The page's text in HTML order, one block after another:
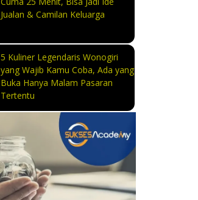
Jualan & Camilan Keluarga
5 Kuliner Legendaris Wonogiri
yang Wajib Kamu Coba, Ada yang
Buka Hanya Malam Pasaran
Tertentu